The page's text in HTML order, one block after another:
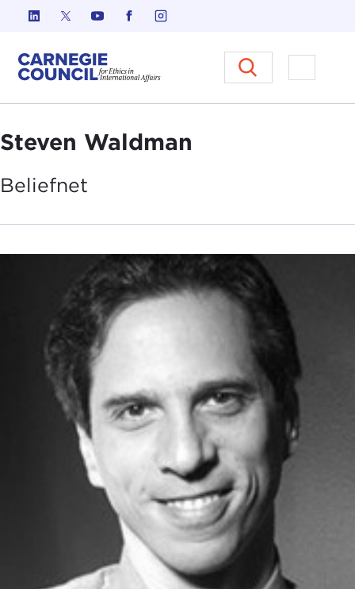
Ir al contenido
Carnegie Council sobre Ética
Abrir el
Steven Waldman
Beliefnet